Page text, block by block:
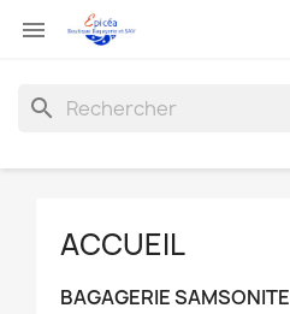

search
ACCUEIL
BAGAGERIE SAMSONITE